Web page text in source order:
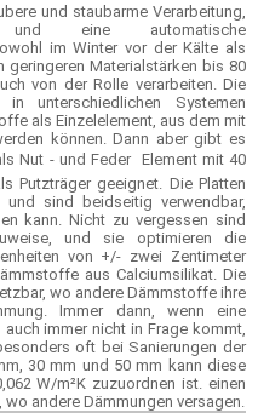
und staubarme Verarbeitung,
und eine automatische
im Winter vor der Kälte als
geringeren Materialstärken bis 80
von der Rolle verarbeiten. Die
in unterschiedlichen Systemen
als Einzelelement, aus dem mit
können. Dann aber gibt es
Nut - und Feder  Element mit 40
Putzträger geeignet. Die Platten
sind beidseitig verwendbar,
kann. Nicht zu vergessen sind
und sie optimieren die
von +/- zwei Zentimeter
aus Calciumsilikat. Die
wo andere Dämmstoffe ihre
Immer dann, wenn eine
immer nicht in Frage kommt,
oft bei Sanierungen der
30 mm und 50 mm kann diese
W/m²K zuzuordnen ist. einen
andere Dämmungen versagen.